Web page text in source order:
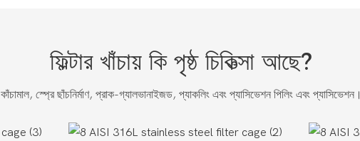
ফিল্টার খাঁচায় কি পৃষ্ঠ চিকিত্সা আছে?
কাঁচামাল, স্প্রে ছাঁচনির্মাণ, প্রাক-গ্যালভানাইজড, প্যাকলিং এবং প্যাসিভেশন পিলিং এবং প্যাসিভেশন।